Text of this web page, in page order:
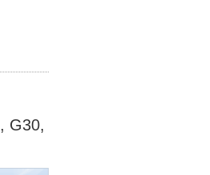
G30,